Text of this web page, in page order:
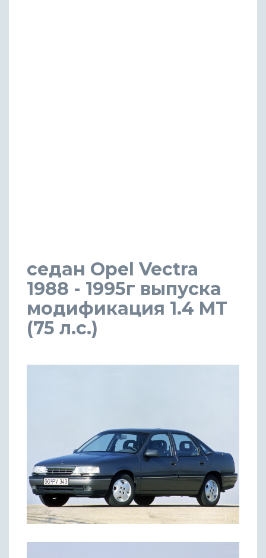
седан Opel Vectra
1988 - 1995г выпуска
модификация 1.4 MT
(75 л.с.)